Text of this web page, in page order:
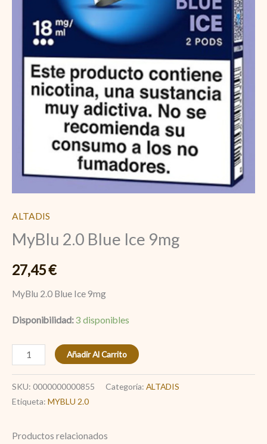
ALTADIS
MyBlu 2.0 Blue Ice 9mg
27,45€
MyBlu 2.0 Blue Ice 9mg
Disponibilidad:3 disponibles
Añadir Al Carrito
SKU: 0000000000855 Categoría: ALTADIS
Etiqueta: MYBLU 2.0
Productos relacionados